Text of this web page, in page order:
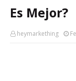
Es Mejor?
heymarkething